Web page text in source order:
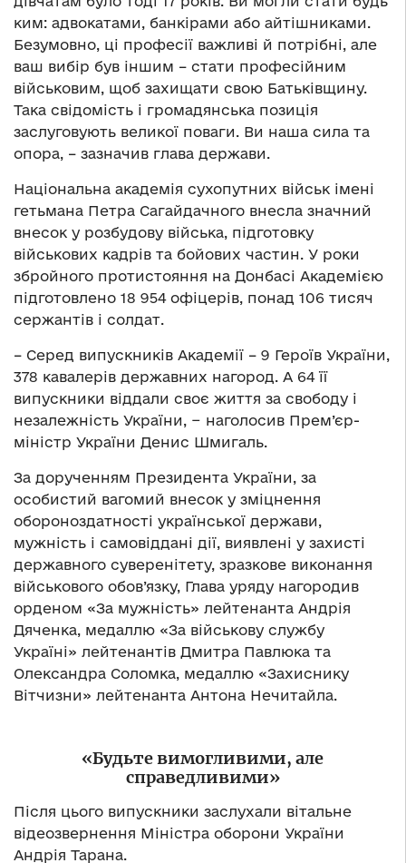
ким: адвокатами, банкірами або айтішниками.
Безумовно, ці професії важливі й потрібні, але
ваш вибір був іншим – стати професійним
військовим, щоб захищати свою Батьківщину.
Така свідомість і громадянська позиція
заслуговують великої поваги. Ви наша сила та
опора, – зазначив глава держави.
Національна академія сухопутних військ імені
гетьмана Петра Сагайдачного внесла значний
внесок у розбудову війська, підготовку
військових кадрів та бойових частин. У роки
збройного протистояння на Донбасі Академією
підготовлено 18 954 офіцерів, понад 106 тисяч
сержантів і солдат.
– Серед випускників Академії – 9 Героїв України,
378 кавалерів державних нагород. А 64 її
випускники віддали своє життя за свободу і
незалежність України, − наголосив Прем’єр-
міністр України Денис Шмигаль.
За дорученням Президента України, за
особистий вагомий внесок у зміцнення
обороноздатності української держави,
мужність і самовіддані дії, виявлені у захисті
державного суверенітету, зразкове виконання
військового обов’язку, Глава уряду нагородив
орденом «За мужність» лейтенанта Андрія
Дяченка, медаллю «За військову службу
Україні» лейтенантів Дмитра Павлюка та
Олександра Соломка, медаллю «Захиснику
Вітчизни» лейтенанта Антона Нечитайла.
«Будьте вимогливими, але
справедливими»
Після цього випускники заслухали вітальне
відеозвернення Міністра оборони України
Андрія Тарана.